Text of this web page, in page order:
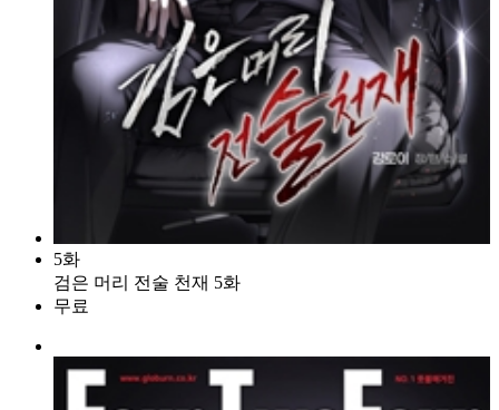
5화
검은 머리 전술 천재 5화
무료